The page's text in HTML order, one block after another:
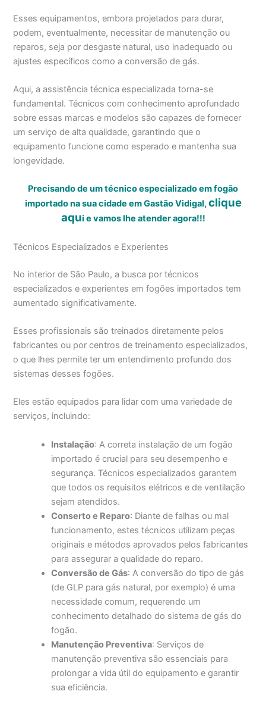
Esses equipamentos, embora projetados para durar,
podem, eventualmente, necessitar de manutenção ou
reparos, seja por desgaste natural, uso inadequado ou
ajustes específicos como a conversão de gás.
Aqui, a assistência técnica especializada torna-se
fundamental. Técnicos com conhecimento aprofundado
sobre essas marcas e modelos são capazes de fornecer
um serviço de alta qualidade, garantindo que o
equipamento funcione como esperado e mantenha sua
longevidade.
Precisando de um técnico especializado em fogão
importado na sua cidade em Gastão Vidigal,clique
aqui e vamos lhe atender agora!!!
Técnicos Especializados e Experientes
No interior de São Paulo, a busca por técnicos
especializados e experientes em fogões importados tem
aumentado significativamente.
Esses profissionais são treinados diretamente pelos
fabricantes ou por centros de treinamento especializados,
o que lhes permite ter um entendimento profundo dos
sistemas desses fogões.
Eles estão equipados para lidar com uma variedade de
serviços, incluindo:
Instalação: A correta instalação de um fogão
importado é crucial para seu desempenho e
segurança. Técnicos especializados garantem
que todos os requisitos elétricos e de ventilação
sejam atendidos.
Conserto e Reparo: Diante de falhas ou mal
funcionamento, estes técnicos utilizam peças
originais e métodos aprovados pelos fabricantes
para assegurar a qualidade do reparo.
Conversão de Gás: A conversão do tipo de gás
(de GLP para gás natural, por exemplo) é uma
necessidade comum, requerendo um
conhecimento detalhado do sistema de gás do
fogão.
Manutenção Preventiva: Serviços de
manutenção preventiva são essenciais para
prolongar a vida útil do equipamento e garantir
sua eficiência.